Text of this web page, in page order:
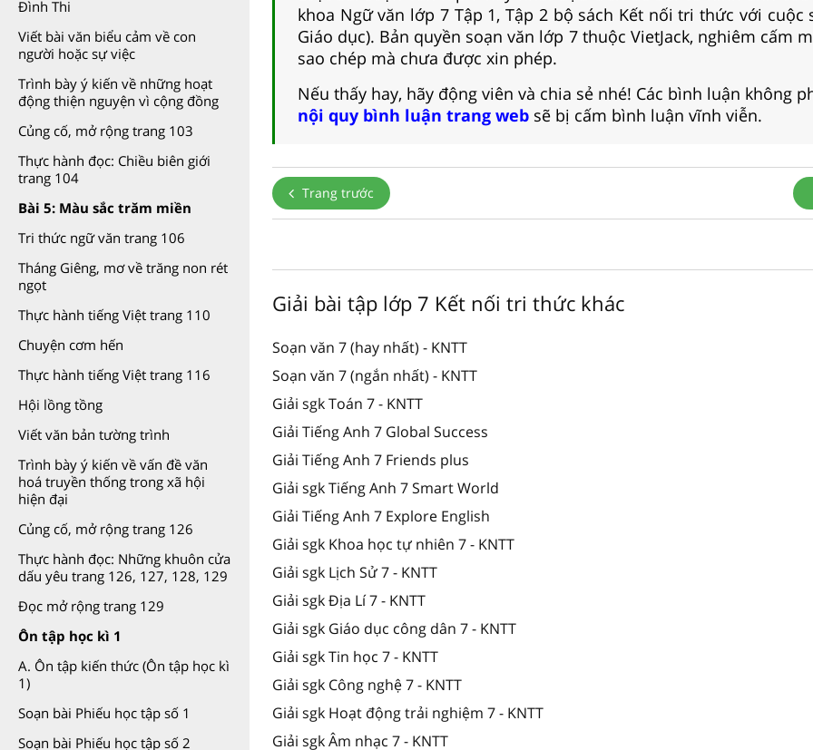
Đình Thi
Viết bài văn biểu cảm về con
người hoặc sự việc
Trình bày ý kiến về những hoạt
động thiện nguyện vì cộng đồng
Củng cố, mở rộng trang 103
Thực hành đọc: Chiều biên giới
trang 104
Bài 5: Màu sắc trăm miền
Tri thức ngữ văn trang 106
Tháng Giêng, mơ về trăng non rét
ngọt
Thực hành tiếng Việt trang 110
Chuyện cơm hến
Thực hành tiếng Việt trang 116
Hội lồng tồng
Viết văn bản tường trình
Trình bày ý kiến về vấn đề văn
hoá truyền thống trong xã hội
hiện đại
Củng cố, mở rộng trang 126
Thực hành đọc: Những khuôn cửa
dấu yêu trang 126, 127, 128, 129
Đọc mở rộng trang 129
Ôn tập học kì 1
A. Ôn tập kiến thức (Ôn tập học kì
1)
Soạn bài Phiếu học tập số 1
Soạn bài Phiếu học tập số 2
khoa Ngữ văn lớp 7 Tập 1, Tập 2 bộ sách Kết nối tri thức với cuộc
Giáo dục). Bản quyền soạn văn lớp 7 thuộc VietJack, nghiêm cấm
sao chép mà chưa được xin phép.
Nếu thấy hay, hãy động viên và chia sẻ nhé! Các bình luận không
nội quy bình luận trang web sẽ bị cấm bình luận vĩnh viễn.
Trang trước
Giải bài tập lớp 7 Kết nối tri thức khác
Soạn văn 7 (hay nhất) - KNTT
Soạn văn 7 (ngắn nhất) - KNTT
Giải sgk Toán 7 - KNTT
Giải Tiếng Anh 7 Global Success
Giải Tiếng Anh 7 Friends plus
Giải sgk Tiếng Anh 7 Smart World
Giải Tiếng Anh 7 Explore English
Giải sgk Khoa học tự nhiên 7 - KNTT
Giải sgk Lịch Sử 7 - KNTT
Giải sgk Địa Lí 7 - KNTT
Giải sgk Giáo dục công dân 7 - KNTT
Giải sgk Tin học 7 - KNTT
Giải sgk Công nghệ 7 - KNTT
Giải sgk Hoạt động trải nghiệm 7 - KNTT
Giải sgk Âm nhạc 7 - KNTT